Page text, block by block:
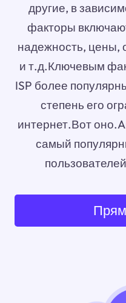
другие, в
факторы
надежность, цены,
и т.д.Ключевым
ISP более
степень его
интернет.Вот
самый